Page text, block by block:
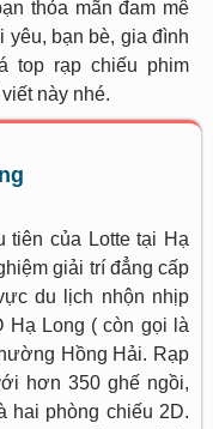
thỏa mãn đam mê
bạn bè, gia đình
top rạp chiếu phim
này nhé.
tiên của Lotte tại Hạ
giải trí đẳng cấp
du lịch nhộn nhịp
Hạ Long ( còn gọi là
Hồng Hải. Rạp
hơn 350 ghế ngồi,
hai phòng chiếu 2D.